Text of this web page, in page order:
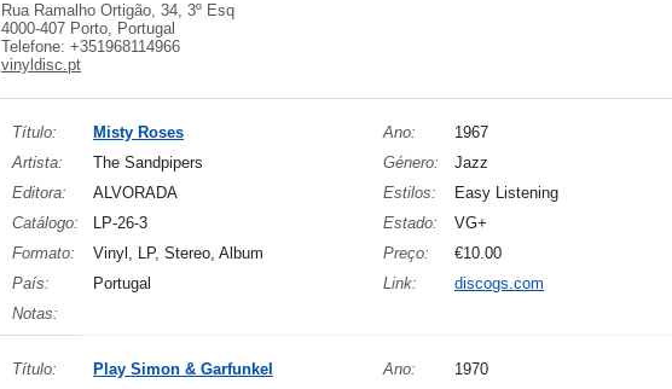
Rua Ramalho Ortigão, 34, 3º Esq
4000-407 Porto, Portugal
Telefone: +351968114966
vinyldisc.pt
Título: Misty Roses Ano:
1967
Artista:
The Sandpipers Género:
Jazz
Editora:
ALVORADA Estilos:
Easy Listening
Catálogo:
LP-26-3 Estado:
VG+
Formato:
Vinyl, LP, Stereo, Album Preço:
€10.00
País:
Portugal Link:
discogs.com
Notas:
Título: Play Simon & Garfunkel Ano:
1970